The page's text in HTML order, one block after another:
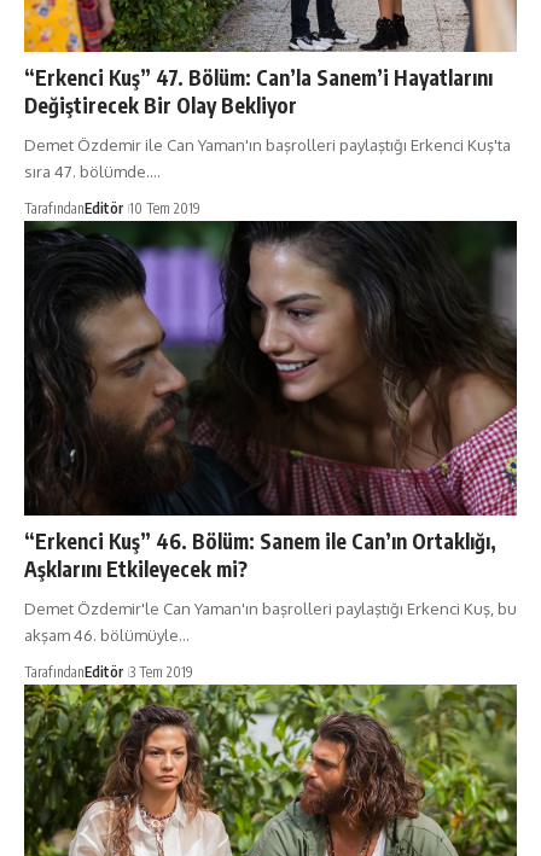
“Erkenci Kuş” 47. Bölüm: Can’la Sanem’i Hayatlarını
Değiştirecek Bir Olay Bekliyor
Demet Özdemir ile Can Yaman'ın başrolleri paylaştığı Erkenci Kuş'ta
sıra 47. bölümde.…
TarafındanEditör 10 Tem 2019
“Erkenci Kuş” 46. Bölüm: Sanem ile Can’ın Ortaklığı,
Aşklarını Etkileyecek mi?
Demet Özdemir'le Can Yaman'ın başrolleri paylaştığı Erkenci Kuş, bu
akşam 46. bölümüyle…
TarafındanEditör 3 Tem 2019